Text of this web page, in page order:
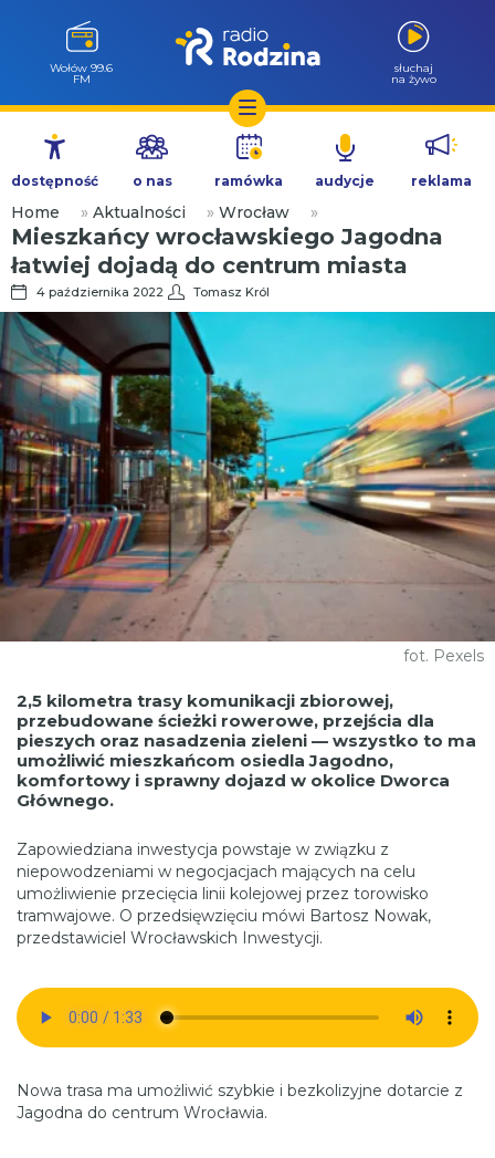
Przejdź
treści
Milicz 88.5
FM
słuchaj
na żywo
dostępność o nas ramówka audycje reklama
Home » Aktualności » Wrocław »
Mieszkańcy wrocławskiego Jagodna
łatwiej dojadą do centrum miasta
4 października 2022 Tomasz Król
fot. Pexels
2,5 kilometra trasy komunikacji zbiorowej,
przebudowane ścieżki rowerowe, przejścia dla
pieszych oraz nasadzenia zieleni — wszystko to ma
umożliwić mieszkańcom osiedla Jagodno,
komfortowy i sprawny dojazd w okolice Dworca
Głównego.
Zapowiedziana inwestycja powstaje w związku z
niepowodzeniami w negocjacjach mających na celu
umożliwienie przecięcia linii kolejowej przez torowisko
tramwajowe. O przedsięwzięciu mówi Bartosz Nowak,
przedstawiciel Wrocławskich Inwestycji.
Nowa trasa ma umożliwić szybkie i bezkolizyjne dotarcie z
Jagodna do centrum Wrocławia.